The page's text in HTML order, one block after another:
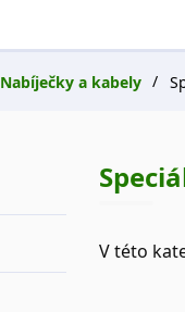
Nabíječky a kabely
V této